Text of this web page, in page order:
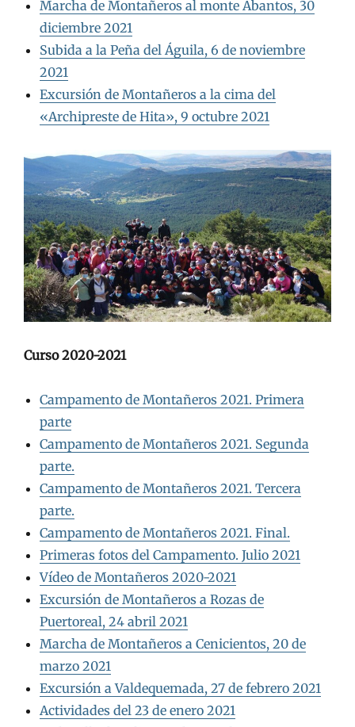
Marcha de Montañeros al monte Abantos, 30
diciembre 2021
Subida a la Peña del Águila, 6 de noviembre
2021
Excursión de Montañeros a la cima del
«Archipreste de Hita», 9 octubre 2021
Curso 2020-2021
Campamento de Montañeros 2021. Primera
parte
Campamento de Montañeros 2021. Segunda
parte.
Campamento de Montañeros 2021. Tercera
parte.
Campamento de Montañeros 2021. Final.
Primeras fotos del Campamento. Julio 2021
Vídeo de Montañeros 2020-2021
Excursión de Montañeros a Rozas de
Puertoreal, 24 abril 2021
Marcha de Montañeros a Cenicientos, 20 de
marzo 2021
Excursión a Valdequemada, 27 de febrero 2021
Actividades del 23 de enero 2021